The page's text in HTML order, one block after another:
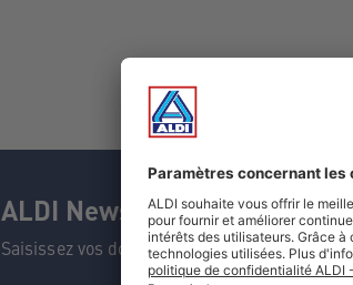
ALDI Newsletter
Saisissez vos données et ne manquez